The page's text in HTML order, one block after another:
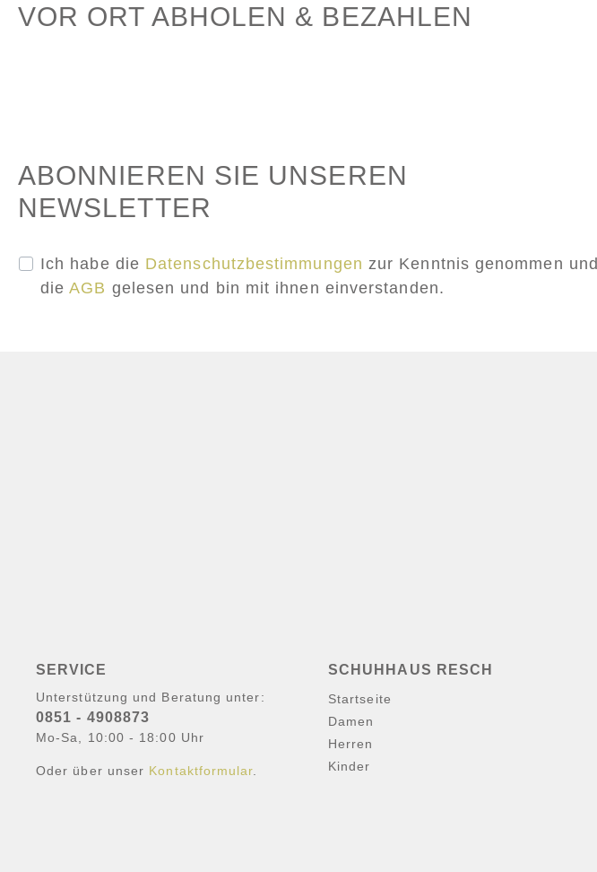
VOR ORT ABHOLEN & BEZAHLEN
ABONNIEREN SIE UNSEREN
NEWSLETTER
Ich habe die Datenschutzbestimmungen zur Kenntnis genommen und
dieAGB gelesen und bin mit ihnen einverstanden.
SERVICE
Unterstützung und Beratung unter:
0851 - 4908873
Mo-Sa, 10:00 - 18:00 Uhr
Oder über unser Kontaktformular
SCHUHHAUS RESCH
Startseite
Damen
Herren
Kinder